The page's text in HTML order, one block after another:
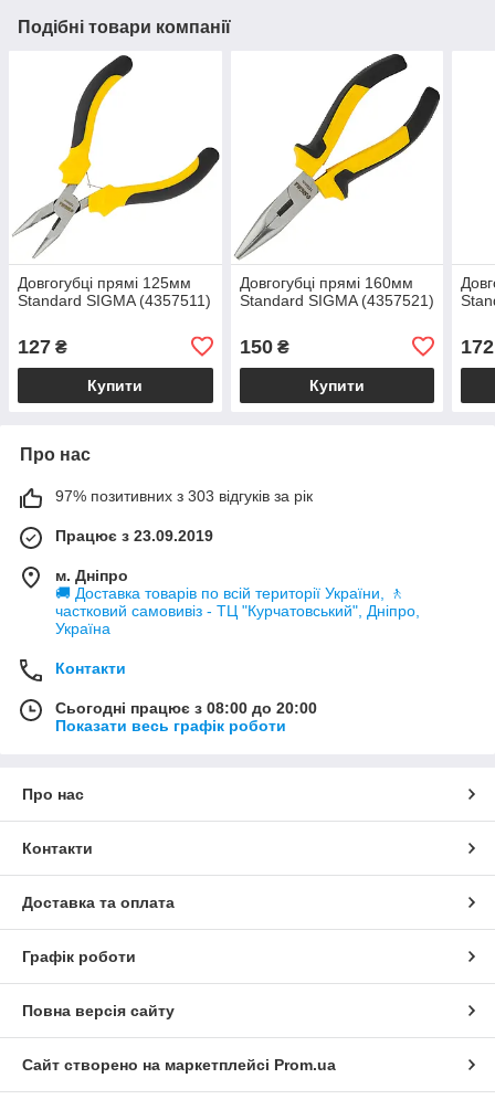
Подібні товари компанії
Довгогубці прямі 125мм
Standard SIGMA (4357511)
127 ₴
Купити
Довгогубці прямі 160мм
Standard SIGMA (4357521)
150₴
Купити
172
Про нас
97% позитивних з 303 відгуків за рік
Працює з 23.09.2019
м. Дніпро
🚚 Доставка товарів по всій території України, 🚶
частковий самовивіз - ТЦ "Курчатовський", Дніпро,
Україна
Контакти
Сьогодні працює з 08:00 до 20:00
Показати весь графік роботи
Про нас
Контакти
Доставка та оплата
Графік роботи
Повна версія сайту
Сайт створено на маркетплейсі Prom.ua